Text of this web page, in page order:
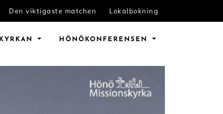
Den viktigaste matchen Lokalbokning
KYRKAN HÖNÖ KONFERENSEN